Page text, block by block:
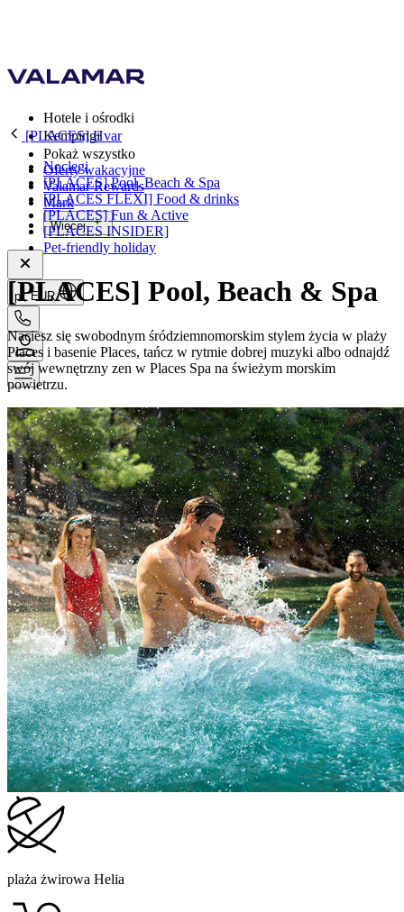
Hotele i ośrodki
Kempingi
Pokaż wszystko
Oferty wakacyjne
Valamar Rewards
Mark
Więcej
pl, EUR
[PLACES] Hvar
Noclegi
[PLACES] Pool, Beach & Spa
[PLACES FLEXI] Food & drinks
[PLACES] Fun & Active
[PLACES INSIDER]
Pet-friendly holiday
[PLACES] Pool, Beach & Spa
Naciesz się swobodnym śródziemnomorskim stylem życia w plaży
Places i basenie Places, tańcz w rytmie dobrej muzyki albo odnajdź
swój wewnętrzny zen w Places Spa na świeżym morskim
powietrzu.
plaża żwirowa Helia